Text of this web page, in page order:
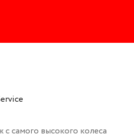
самого высокого колеса